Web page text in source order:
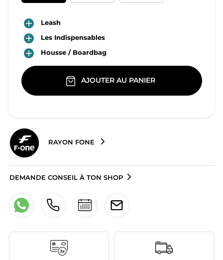
 Leash
 Les Indispensables
 Housse / Boardbag
AJOUTER AU PANIER
RAYON FONE
DEMANDE CONSEIL À TON SHOP